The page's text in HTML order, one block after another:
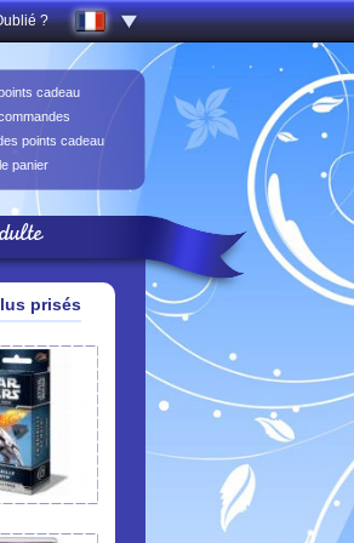
?
cadeau
points cadeau
panier
prisés